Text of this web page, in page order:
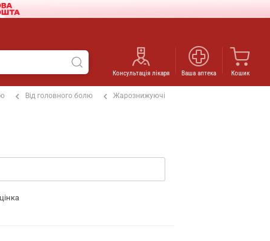
Консультація лікаря Ваша аптека Кошик
Від головного болю Жарознижуючі